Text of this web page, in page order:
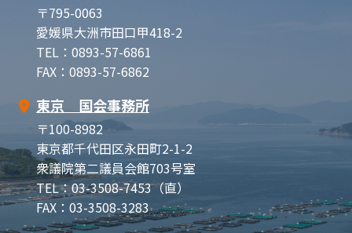
〒795-0063
愛媛県大洲市田口甲418-2
TEL：0893-57-6861
FAX：0893-57-6862
東京 国会事務所
〒100-8982
東京都千代田区永田町2-1-2
衆議院第二議員会館703号室
TEL：03-3508-7453（直）
FAX：03-3508-3283